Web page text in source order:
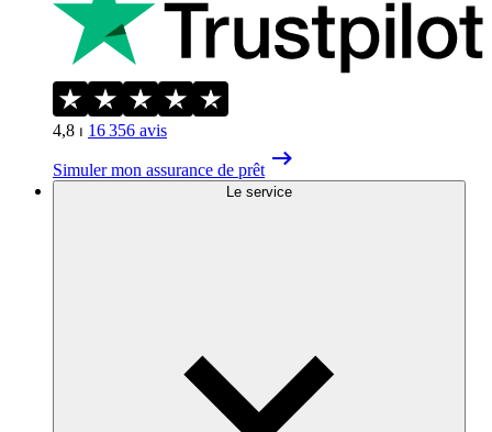
4,8 ⏐ 16 356 avis
Simuler mon assurance de prêt
Le service